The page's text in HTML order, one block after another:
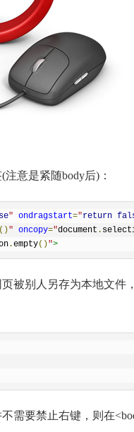
意是紧随body后)：
" ondragstart="return
()" oncopy="document .
.empty()">
被别人另存为本地文件
需要禁止右键，则在